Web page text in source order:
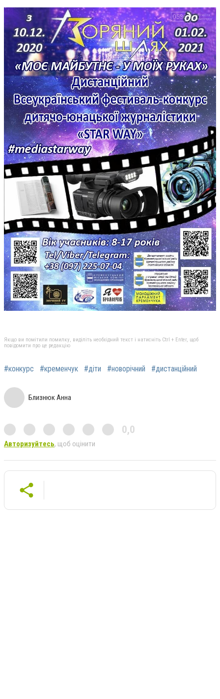
Якщо ви помітили помилку, виділіть необхідний текст і натисніть Ctrl + Enter, щоб
повідомити про це редакцію
#конкурс #кременчук #діти #новорічний #дистанційний
Близнюк Анна
0,0
Авторизуйтесь, щоб оцінити